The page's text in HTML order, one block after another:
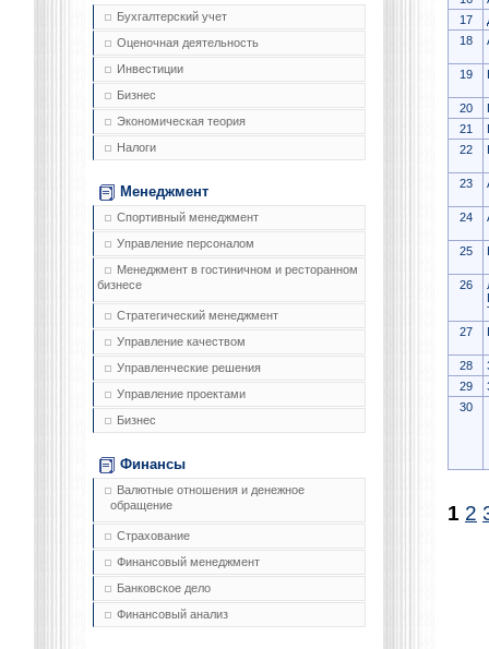
Бухгалтерский учет
Оценочная деятельность
Инвестиции
Бизнес
Экономическая теория
Налоги
Менеджмент
Спортивный менеджмент
Управление персоналом
Менеджмент в гостиничном и ресторанном
бизнесе
Стратегический менеджмент
Управление качеством
Управленческие решения
Управление проектами
Бизнес
Финансы
Валютные отношения и денежное
обращение
Страхование
Финансовый менеджмент
Банковское дело
Финансовый анализ
17
18
19
20
21
22
23
24
25
26
27
28
29
30
1 2